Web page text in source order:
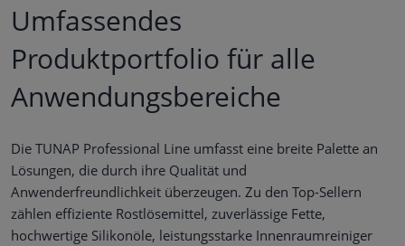
Umfassendes
Produktportfolio für alle
Anwendungsbereiche
Die TUNAP Professional Line umfasst eine breite Palette an
Lösungen, die durch ihre Qualität und
Anwenderfreundlichkeit überzeugen. Zu den Top-Sellern
zählen effiziente Rostlösemittel, zuverlässige Fette,
hochwertige Silikonöle, leistungsstarke Innenraumreiniger